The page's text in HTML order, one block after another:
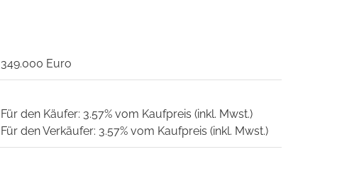
349.000 Euro
Für den Käufer: 3.57% vom Kaufpreis (inkl. Mwst.)
Für den Verkäufer: 3.57% vom Kaufpreis (inkl. Mwst.)